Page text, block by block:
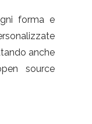
forma e
anche
source